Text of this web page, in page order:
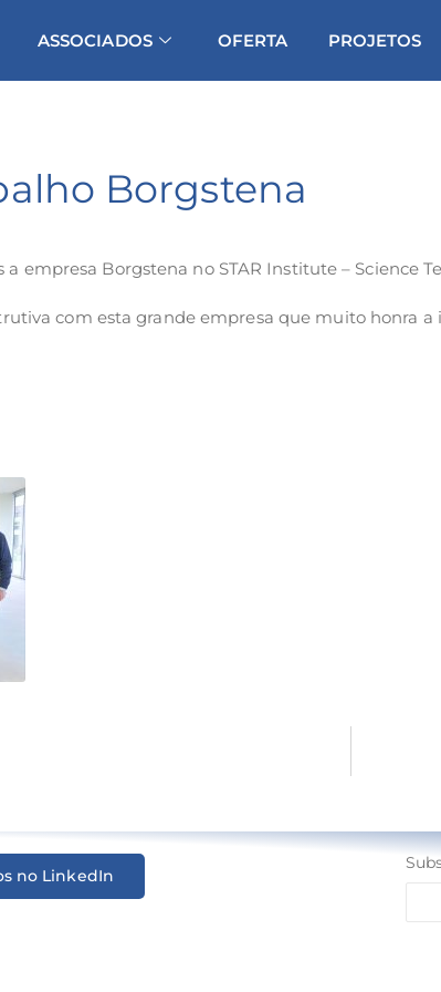
ASSOCIADOS OFERTA PROJETOS
Borgstena
empresa Borgstena no STAR Institute – Science
com esta grande empresa que muito honra a
no LinkedIn